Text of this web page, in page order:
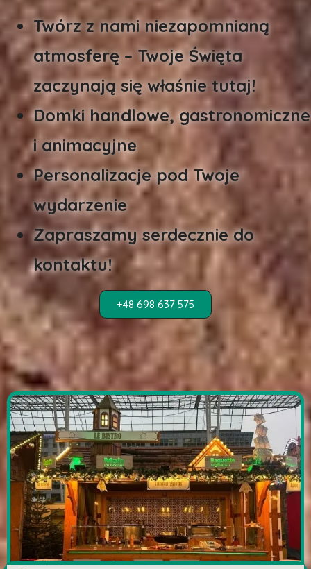
Twórz z nami niezapomnianą
atmosferę – Twoje Święta
zaczynają się właśnie tutaj!
Domki handlowe, gastronomiczne
i animacyjne
Personalizacje pod Twoje
wydarzenie
Zapraszamy serdecznie do
kontaktu!
+48 698 637 575